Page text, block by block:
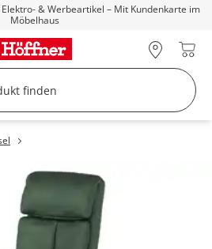
& Werbeartikel – Mit Kundenkarte im
Möbelhaus